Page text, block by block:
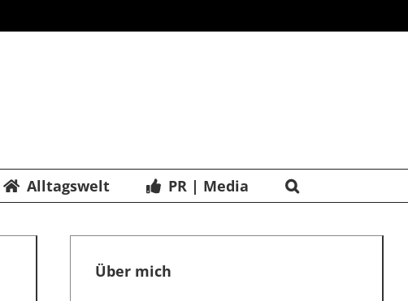
Alltagswelt PR | Media
Über mich